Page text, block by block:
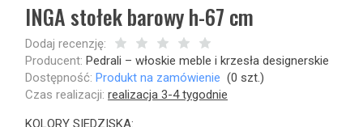
INGA stołek barowy h-67 cm
Dodaj recenzję:
Producent: Pedrali – włoskie meble i krzesła designerskie
Dostępność: Produkt na zamówienie (0 szt.)
Czas realizacji: realizacja 3-4 tygodnie
KOLORY SIEDZISKA: